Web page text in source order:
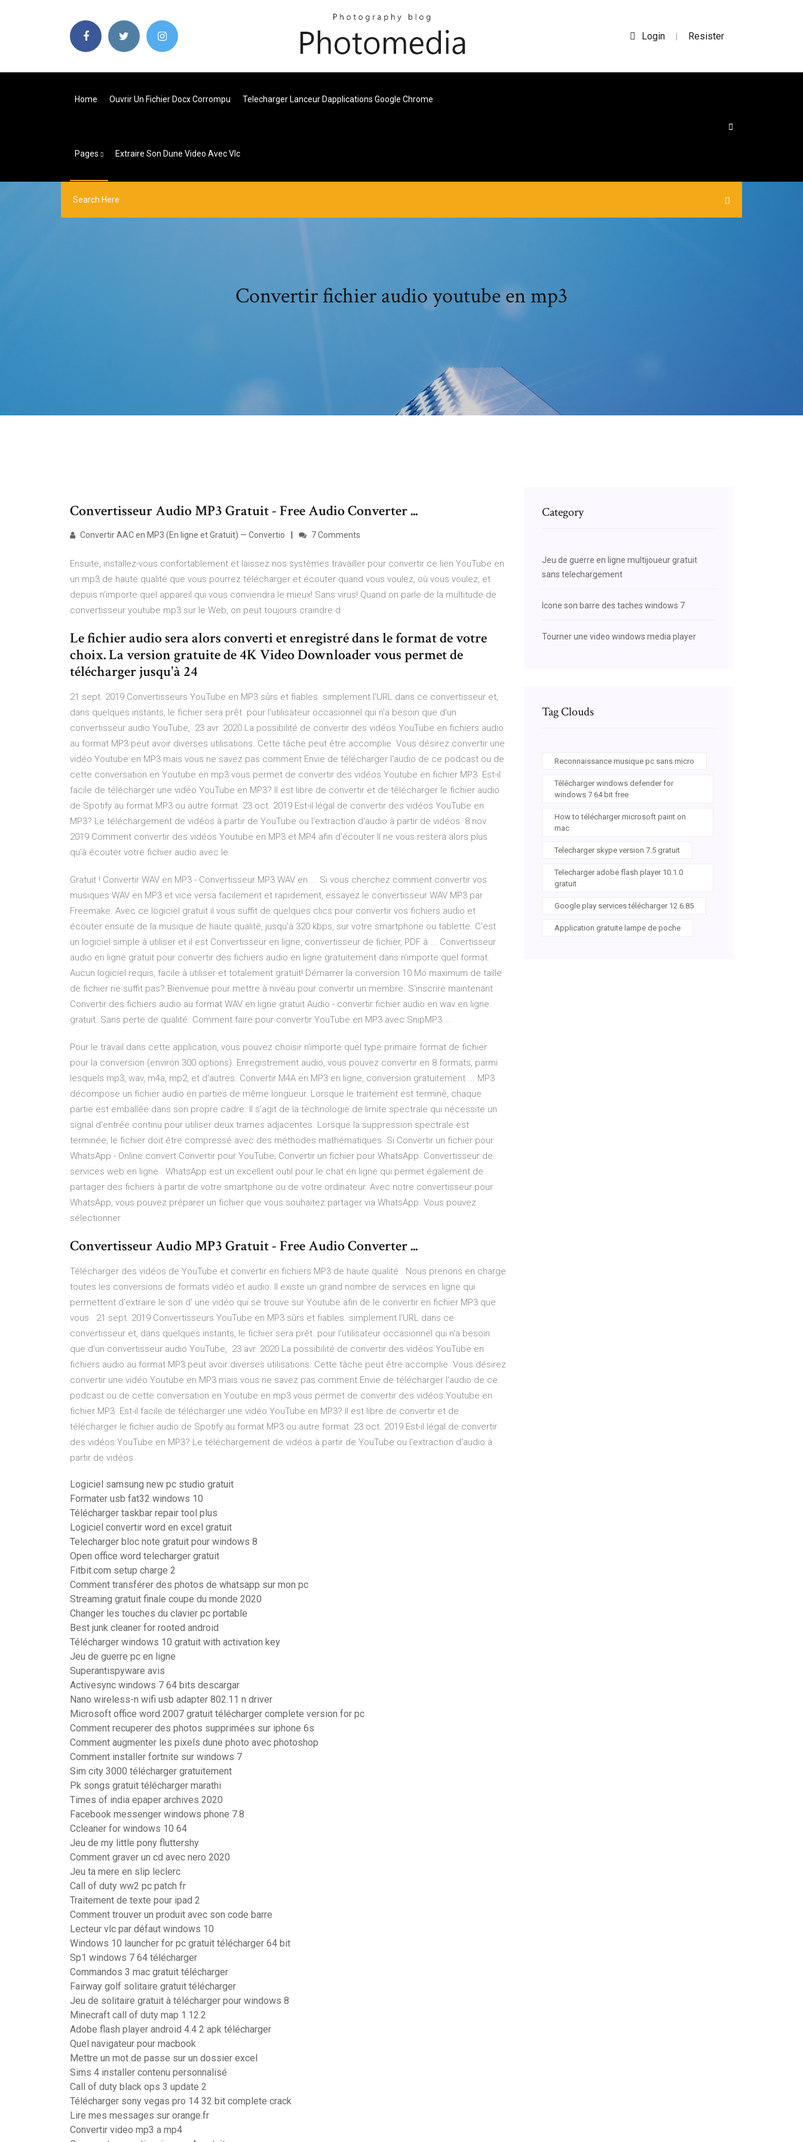
Login | Resister
Home Ouvrir Un Fichier Docx Corrompu Telecharger Lanceur Dapplications Google Chrome
Pages Extraire Son Dune Video Avec Vlc
Convertir fichier audio youtube en mp3
Convertisseur Audio MP3 Gratuit - Free Audio Converter ...
Convertir AAC en MP3 (En ligne et Gratuit) — Convertio 7 Comments
Ensuite, installez-vous confortablement et laissez nos systèmes travailler pour convertir ce lien YouTube en
un mp3 de haute qualité que vous pourrez télécharger et écouter quand vous voulez, où vous voulez, et
depuis n’importe quel appareil qui vous conviendra le mieux! Sans virus! Quand on parle de la multitude de
convertisseur youtube mp3 sur le Web, on peut toujours craindre d
Le fichier audio sera alors converti et enregistré dans le format de votre
choix. La version gratuite de 4K Video Downloader vous permet de
télécharger jusqu'à 24
21 sept. 2019 Convertisseurs YouTube en MP3 sûrs et fiables. simplement l'URL dans ce convertisseur et,
dans quelques instants, le fichier sera prêt. pour l'utilisateur occasionnel qui n'a besoin que d'un
convertisseur audio YouTube, 23 avr. 2020 La possibilité de convertir des vidéos YouTube en fichiers audio
au format MP3 peut avoir diverses utilisations. Cette tâche peut être accomplie Vous désirez convertir une
vidéo Youtube en MP3 mais vous ne savez pas comment Envie de télécharger l'audio de ce podcast ou de
cette conversation en Youtube en mp3 vous permet de convertir des vidéos Youtube en fichier MP3 Est-il
facile de télécharger une vidéo YouTube en MP3? Il est libre de convertir et de télécharger le fichier audio
de Spotify au format MP3 ou autre format. 23 oct. 2019 Est-il légal de convertir des vidéos YouTube en
MP3? Le téléchargement de vidéos à partir de YouTube ou l'extraction d'audio à partir de vidéos 8 nov.
2019 Comment convertir des vidéos Youtube en MP3 et MP4 afin d'écouter Il ne vous restera alors plus
qu'à écouter votre fichier audio avec le
Gratuit ! Convertir WAV en MP3 - Convertisseur MP3 WAV en ... Si vous cherchez comment convertir vos
musiques WAV en MP3 et vice versa facilement et rapidement, essayez le convertisseur WAV MP3 par
Freemake. Avec ce logiciel gratuit il vous suffit de quelques clics pour convertir vos fichiers audio et
écouter ensuite de la musique de haute qualité, jusqu’à 320 kbps, sur votre smartphone ou tablette. C'est
un logiciel simple à utiliser et il est Convertisseur en ligne, convertisseur de fichier, PDF à ... Convertisseur
audio en ligne gratuit pour convertir des fichiers audio en ligne gratuitement dans n'importe quel format.
Aucun logiciel requis, facile à utiliser et totalement gratuit! Démarrer la conversion 10 Mo maximum de taille
de fichier ne suffit pas? Bienvenue pour mettre à niveau pour convertir un membre. S'inscrire maintenant
Convertir des fichiers audio au format WAV en ligne gratuit Audio - convertir fichier audio en wav en ligne
gratuit. Sans perte de qualité. Comment faire pour convertir YouTube en MP3 avec SnipMP3 ...
Pour le travail dans cette application, vous pouvez choisir n'importe quel type primaire format de fichier
pour la conversion (environ 300 options). Enregistrement audio, vous pouvez convertir en 8 formats, parmi
lesquels mp3, wav, m4a, mp2, et d'autres. Convertir M4A en MP3 en ligne, conversion gratuitement ... MP3
décompose un fichier audio en parties de même longueur. Lorsque le traitement est terminé, chaque
partie est emballée dans son propre cadre. Il s'agit de la technologie de limite spectrale qui nécessite un
signal d'entrée continu pour utiliser deux trames adjacentes. Lorsque la suppression spectrale est
terminée, le fichier doit être compressé avec des méthodes mathématiques. Si Convertir un fichier pour
WhatsApp - Online convert Convertir pour YouTube; Convertir un fichier pour WhatsApp. Convertisseur de
services web en ligne . WhatsApp est un excellent outil pour le chat en ligne qui permet également de
partager des fichiers à partir de votre smartphone ou de votre ordinateur. Avec notre convertisseur pour
WhatsApp, vous pouvez préparer un fichier que vous souhaitez partager via WhatsApp. Vous pouvez
sélectionner
Convertisseur Audio MP3 Gratuit - Free Audio Converter ...
Télécharger des vidéos de YouTube et convertir en fichiers MP3 de haute qualité . Nous prenons en charge
toutes les conversions de formats vidéo et audio. Il existe un grand nombre de services en ligne qui
permettent d'extraire le son d' une vidéo qui se trouve sur Youtube afin de le convertir en fichier MP3 que
vous 21 sept. 2019 Convertisseurs YouTube en MP3 sûrs et fiables. simplement l'URL dans ce
convertisseur et, dans quelques instants, le fichier sera prêt. pour l'utilisateur occasionnel qui n'a besoin
que d'un convertisseur audio YouTube, 23 avr. 2020 La possibilité de convertir des vidéos YouTube en
fichiers audio au format MP3 peut avoir diverses utilisations. Cette tâche peut être accomplie Vous désirez
convertir une vidéo Youtube en MP3 mais vous ne savez pas comment Envie de télécharger l'audio de ce
podcast ou de cette conversation en Youtube en mp3 vous permet de convertir des vidéos Youtube en
fichier MP3 Est-il facile de télécharger une vidéo YouTube en MP3? Il est libre de convertir et de
télécharger le fichier audio de Spotify au format MP3 ou autre format. 23 oct. 2019 Est-il légal de convertir
des vidéos YouTube en MP3? Le téléchargement de vidéos à partir de YouTube ou l'extraction d'audio à
partir de vidéos
Logiciel samsung new pc studio gratuit
Formater usb fat32 windows 10
Télécharger taskbar repair tool plus
Logiciel convertir word en excel gratuit
Telecharger bloc note gratuit pour windows 8
Open office word telecharger gratuit
Fitbit.com setup charge 2
Comment transférer des photos de whatsapp sur mon pc
Streaming gratuit finale coupe du monde 2020
Changer les touches du clavier pc portable
Best junk cleaner for rooted android
Télécharger windows 10 gratuit with activation key
Jeu de guerre pc en ligne
Superantispyware avis
Activesync windows 7 64 bits descargar
Nano wireless-n wifi usb adapter 802.11 n driver
Microsoft office word 2007 gratuit télécharger complete version for pc
Comment recuperer des photos supprimées sur iphone 6s
Comment augmenter les pixels dune photo avec photoshop
Comment installer fortnite sur windows 7
Sim city 3000 télécharger gratuitement
Pk songs gratuit télécharger marathi
Times of india epaper archives 2020
Facebook messenger windows phone 7.8
Ccleaner for windows 10 64
Jeu de my little pony fluttershy
Comment graver un cd avec nero 2020
Jeu ta mere en slip leclerc
Call of duty ww2 pc patch fr
Traitement de texte pour ipad 2
Comment trouver un produit avec son code barre
Lecteur vlc par défaut windows 10
Windows 10 launcher for pc gratuit télécharger 64 bit
Sp1 windows 7 64 télécharger
Commandos 3 mac gratuit télécharger
Fairway golf solitaire gratuit télécharger
Jeu de solitaire gratuit à télécharger pour windows 8
Minecraft call of duty map 1.12.2
Adobe flash player android 4.4 2 apk télécharger
Quel navigateur pour macbook
Mettre un mot de passe sur un dossier excel
Sims 4 installer contenu personnalisé
Call of duty black ops 3 update 2
Télécharger sony vegas pro 14 32 bit complete crack
Lire mes messages sur orange.fr
Convertir video mp3 a mp4
Category
Jeu de guerre en ligne multijoueur gratuit
sans telechargement
Icone son barre des taches windows 7
Tourner une video windows media player
Tag Clouds
Reconnaissance musique pc sans micro
Télécharger windows defender for
windows 7 64 bit free
How to télécharger microsoft paint on
mac
Telecharger skype version 7.5 gratuit
Telecharger adobe flash player 10.1.0
gratuit
Google play services télécharger 12.6.85
Application gratuite lampe de poche